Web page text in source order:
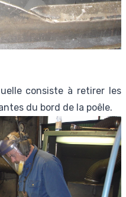
consiste à retirer les
du bord de la poêle.